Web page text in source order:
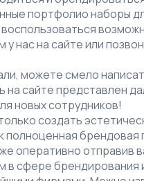
портфолио наборы
у нас на сайте или
можете смело
на сайте представлен
новых сотрудников!
создать
брендовая
оперативно отправив
в сфере брендирования